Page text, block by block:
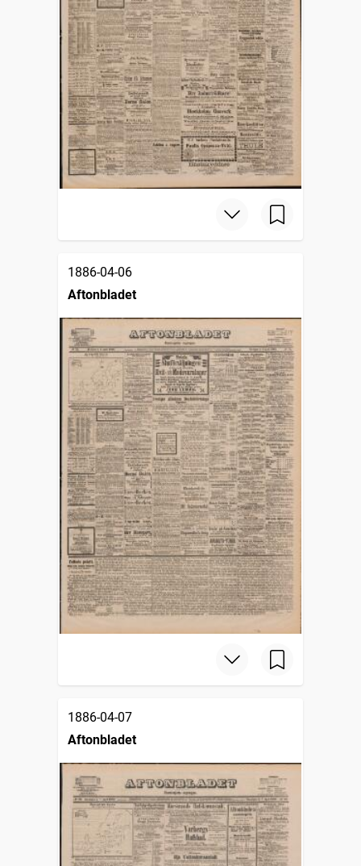
1886-04-06
Aftonbladet
1886-04-07
Aftonbladet